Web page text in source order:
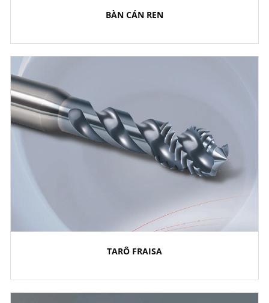
BÀN CÁN REN
TARÔ FRAISA